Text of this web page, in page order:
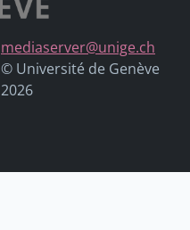
mediaserver@unige.ch
© Université de Genève
2026